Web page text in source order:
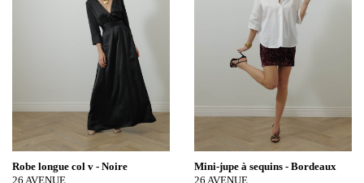
Robe longue col v - Noire
26 AVENUE
Mini-jupe à sequins - Bordeaux
26 AVENUE